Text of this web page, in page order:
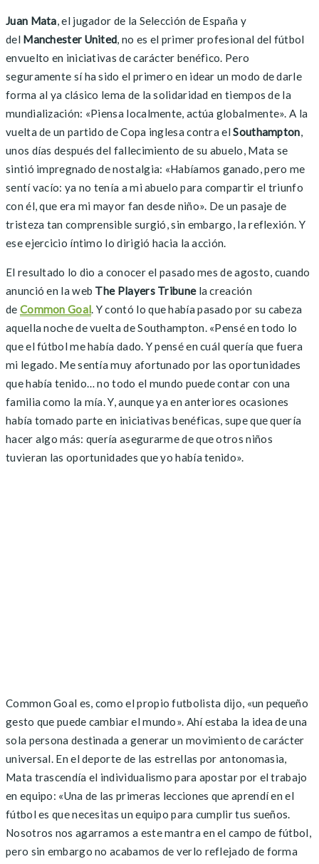
Juan Mata, el jugador de la Selección de España y
del Manchester United, no es el primer profesional del fútbol
envuelto en iniciativas de carácter benéfico. Pero
seguramente sí ha sido el primero en idear un modo de darle
forma al ya clásico lema de la solidaridad en tiempos de la
mundialización: «Piensa localmente, actúa globalmente». A la
vuelta de un partido de Copa inglesa contra elSouthampton,
unos días después del fallecimiento de su abuelo, Mata se
sintió impregnado de nostalgia: «Habíamos ganado, pero me
sentí vacío: ya no tenía a mi abuelo para compartir el triunfo
con él, que era mi mayor fan desde niño». De un pasaje de
tristeza tan comprensible surgió, sin embargo, la reflexión. Y
ese ejercicio íntimo lo dirigió hacia la acción.
El resultado lo dio a conocer el pasado mes de agosto, cuando
anunció en la web The Players Tribune la creación
de Common Goal. Y contó lo que había pasado por su cabeza
aquella noche de vuelta de Southampton. «Pensé en todo lo
que el fútbol me había dado. Y pensé en cuál quería que fuera
mi legado. Me sentía muy afortunado por las oportunidades
que había tenido… no todo el mundo puede contar con una
familia como la mía. Y, aunque ya en anteriores ocasiones
había tomado parte en iniciativas benéficas, supe que quería
hacer algo más: quería asegurarme de que otros niños
tuvieran las oportunidades que yo había tenido».
Common Goal es, como el propio futbolista dijo, «un pequeño
gesto que puede cambiar el mundo». Ahí estaba la idea de una
sola persona destinada a generar un movimiento de carácter
universal. En el deporte de las estrellas por antonomasia,
Mata trascendía el individualismo para apostar por el trabajo
en equipo: «Una de las primeras lecciones que aprendí en el
fútbol es que necesitas un equipo para cumplir tus sueños.
Nosotros nos agarramos a este mantra en el campo de fútbol,
pero sin embargo no acabamos de verlo reflejado de forma